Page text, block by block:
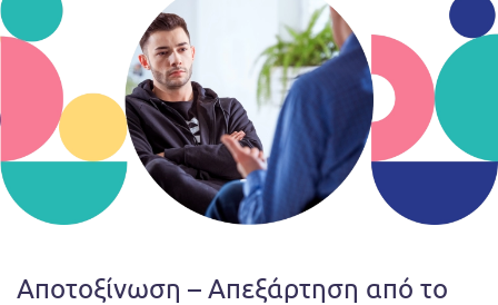
Αποτοξίνωση – Απεξάρτηση από το